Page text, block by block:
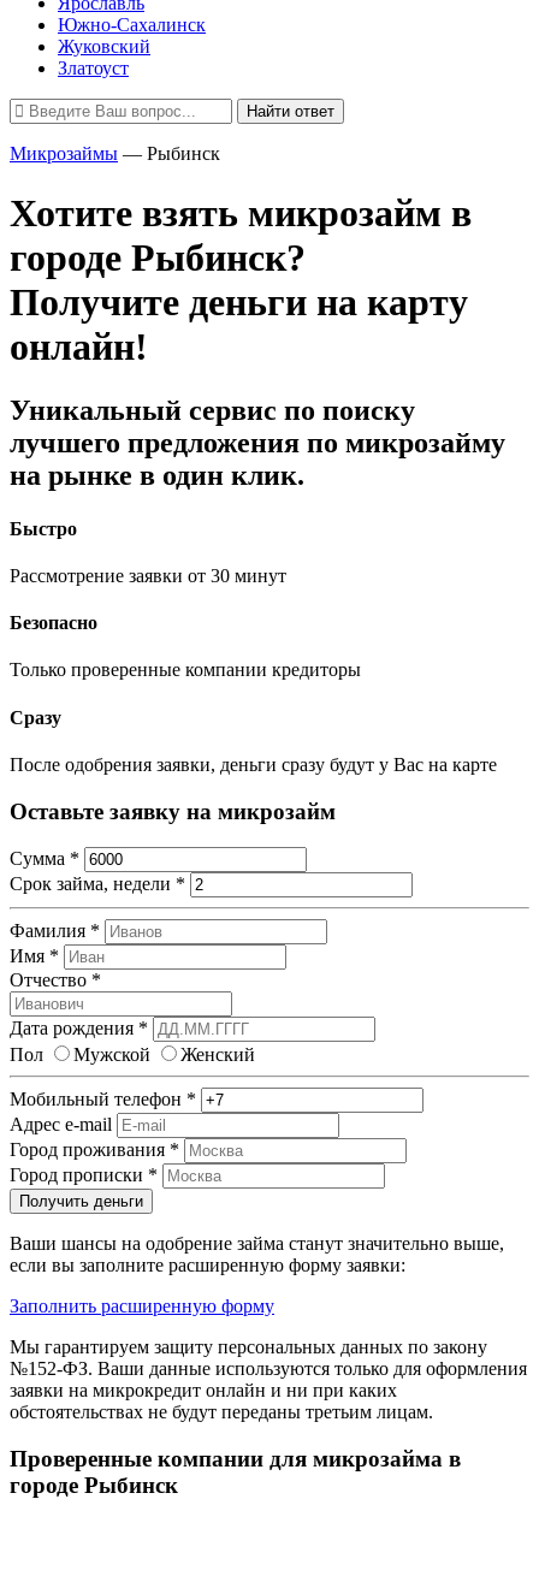
Южно-Сахалинск
Жуковский
Златоуст
Найти ответ
Микрозаймы — Рыбинск
Хотите взять микрозайм в
городе Рыбинск?
Получите деньги на карту
онлайн!
Уникальный сервис по поиску
лучшего предложения по микрозайму
на рынке в один клик.
Быстро
Рассмотрение заявки от 30 минут
Безопасно
Только проверенные компании кредиторы
Сразу
После одобрения заявки, деньги сразу будут у Вас на карте
Оставьте заявку на микрозайм
Сумма *
Срок займа, недели *
Фамилия *
Имя *
Отчество *
Дата рождения *
Пол
Мужской Женский
Мобильный телефон *
Адрес e-mail
Город проживания *
Город прописки *
Получить деньги
Ваши шансы на одобрение займа станут значительно выше,
если вы заполните расширенную форму заявки:
Заполнить расширенную форму
Мы гарантируем защиту персональных данных по закону
№152-ФЗ. Ваши данные используются только для оформления
заявки на микрокредит онлайн и ни при каких
обстоятельствах не будут переданы третьим лицам.
Проверенные компании для микрозайма в
городе Рыбинск